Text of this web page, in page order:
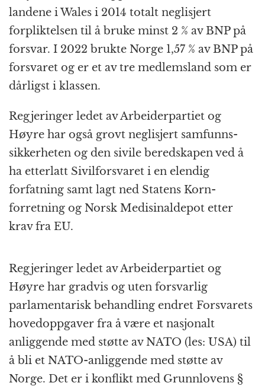
landene i Wales i 2014 totalt neglisjert
forpliktelsen til å bruke minst 2 % av BNP på
forsvar. I 2022 brukte Norge 1,57 % av BNP på
forsvaret og er et av tre medlemsland som er
dårligst i klassen.
Regjeringer ledet av Arbeider­partiet og
Høyre har også grovt neglisjert samfunns­
sikkerheten og den sivile beredskapen ved å
ha etterlatt Sivil­forsvaret i en elendig
forfatning samt lagt ned Statens Korn­
forretning og Norsk Medisinal­depot etter
krav fra EU.
Regjeringer ledet av Arbeider­partiet og
Høyre har gradvis og uten forsvarlig
parlamentarisk behandling endret Forsvarets
hoved­oppgaver fra å være et nasjonalt
anliggende med støtte av NATO (les: USA) til
å bli et NATO-anliggende med støtte av
Norge. Det er i konflikt med Grunnlovens §